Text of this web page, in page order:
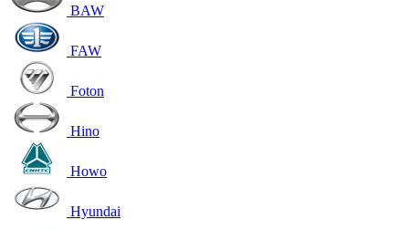
BAW
FAW
Foton
Hino
Howo
Hyundai